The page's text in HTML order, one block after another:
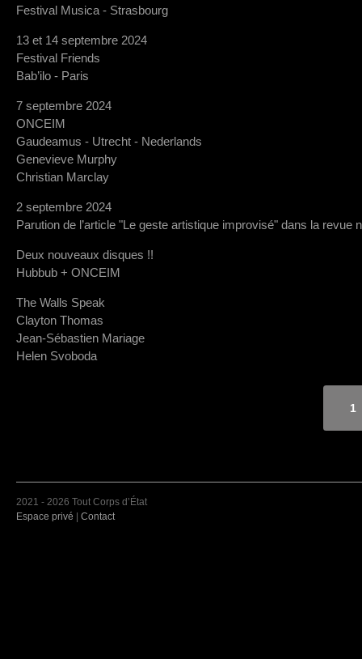
Festival Musica - Strasbourg
13 et 14 septembre 2024
Festival Friends
Bab’ilo - Paris
7 septembre 2024
ONCEIM
Gaudeamus - Utrecht - Nederlands
Genevieve Murphy
Christian Marclay
2 septembre 2024
Parution de l’article "Le geste artistique improvisé" dans la revue
Deux nouveaux disques !!
Hubbub + ONCEIM
The Walls Speak
Clayton Thomas
Jean-Sébastien Mariage
Helen Svoboda
1
2021 - 2026 Tout Corps d’État
Espace privé
Contact